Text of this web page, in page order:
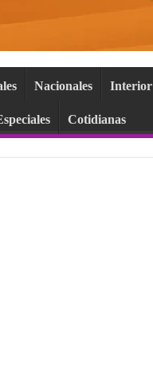
Nacionales Interior
Cotidianas